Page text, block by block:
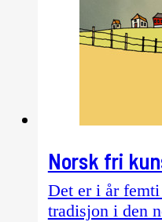
Norsk fri
Det er i år
tradisjon i den